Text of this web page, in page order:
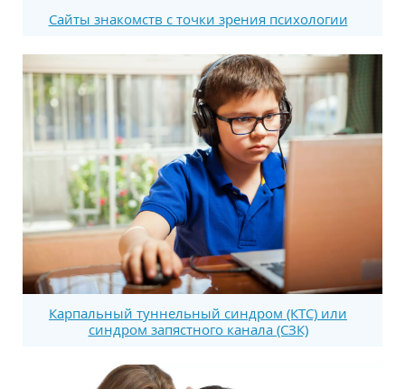
Сайты знакомств с точки зрения психологии
Карпальный туннельный синдром (КТС) или
синдром запястного канала (СЗК)